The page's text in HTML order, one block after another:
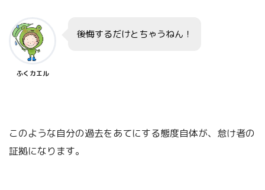
ふくカエル
後悔するだけとちゃうねん！
このような自分の過去をあてにする態度自体が、怠け者の
証拠になります。